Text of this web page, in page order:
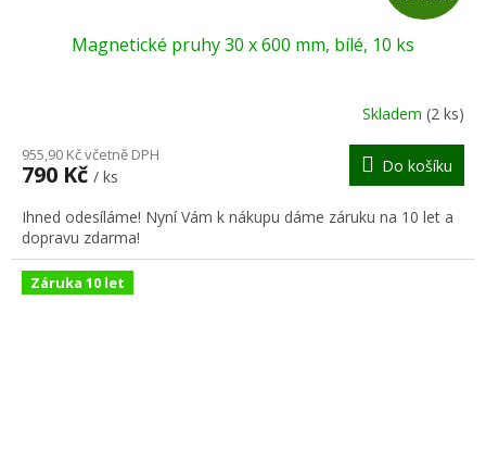
D
R
M
A
Magnetické pruhy 30 x 600 mm, bílé, 10 ks
Skladem (2 ks)
955,90 Kč včetně DPH
790 Kč / ks
Do košíku
Ihned odesíláme! Nyní Vám k nákupu dáme záruku na 10 let a
dopravu zdarma!
Záruka 10 let